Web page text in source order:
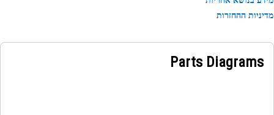
ההחזרות
Parts Diagrams